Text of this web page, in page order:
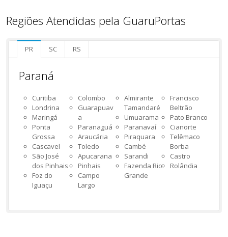
Regiões Atendidas pela GuaruPortas
PR SC RS
Paraná
Curitiba
Londrina
Maringá
Ponta
Grossa
Cascavel
São José
dos Pinhais
Foz do
Iguaçu
Colombo
Guarapuav
a
Paranaguá
Araucária
Toledo
Apucarana
Pinhais
Campo
Largo
Almirante
Tamandaré
Umuarama
Paranavaí
Piraquara
Cambé
Sarandi
Fazenda Rio
Grande
Francisco
Beltrão
Pato Branco
Cianorte
Telêmaco
Borba
Castro
Rolândia